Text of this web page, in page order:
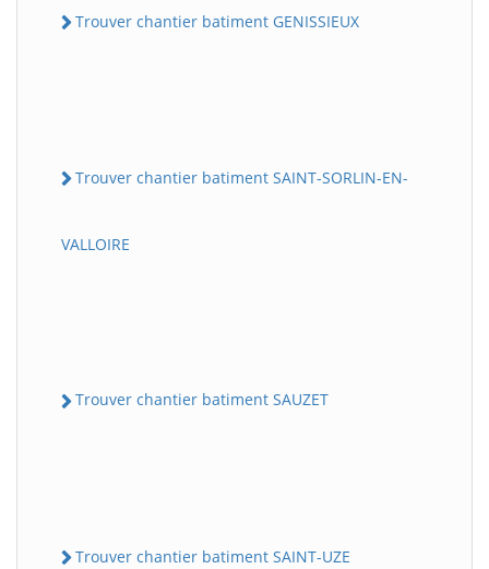
Trouver chantier batiment GENISSIEUX
Trouver chantier batiment SAINT-SORLIN-EN-
VALLOIRE
Trouver chantier batiment SAUZET
Trouver chantier batiment SAINT-UZE